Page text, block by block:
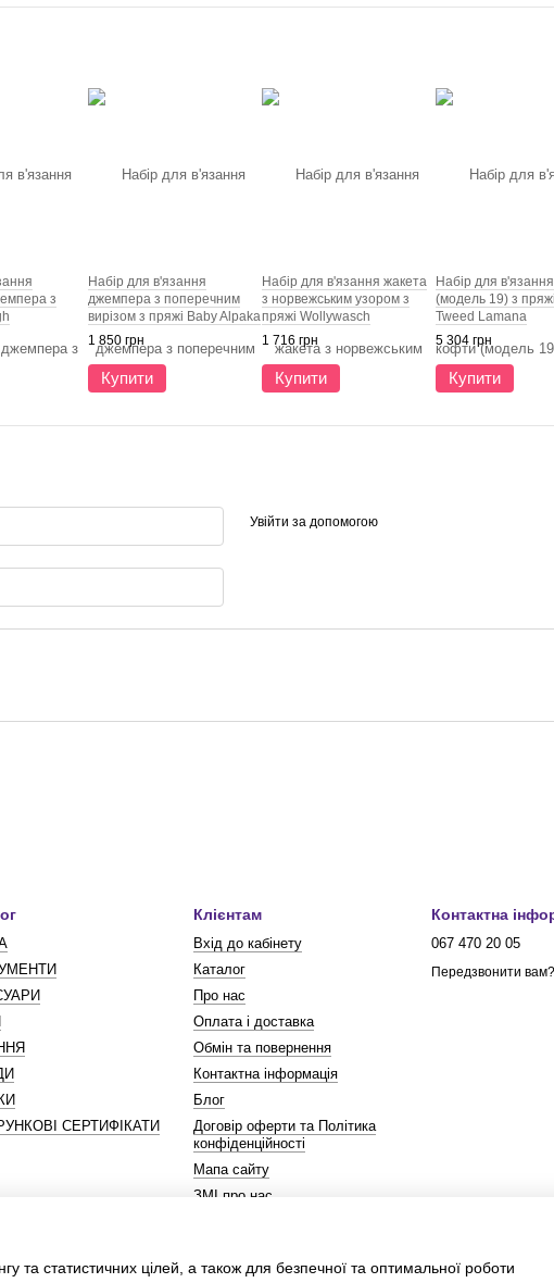
з
Набір для в'язання
джемпера з поперечним
вирізом з пряжі Baby Alpaka
Fino ggh
1 850 грн
Купити
Набір для в'язання жакета
з норвежським узором з
пряжі Wollywasch
1 716 грн
Купити
Набір для
(модель 19) з
Tweed Lamana
5 304 грн
Купити
Увійти за допомогою
СЕРТИФІКАТИ
Клієнтам
Вхід до кабінету
Каталог
Про нас
Оплата і доставка
Обмін та повернення
Контактна інформація
Блог
Договір оферти та Політика
конфіденційності
Мапа сайту
ЗМІ про нас
Контактна
067 470 20 05
Передзвонити вам?
та статистичних цілей, а також для безпечної та оптимальної роботи